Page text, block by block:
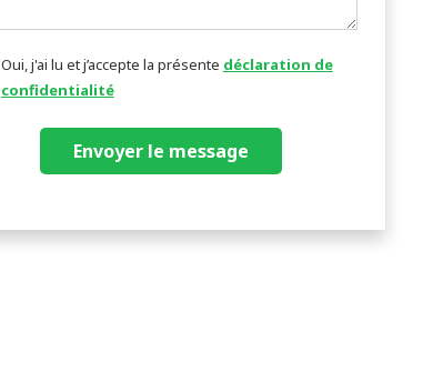
Oui, j'ai lu et j’accepte la présente déclaration de
confidentialité
Envoyer le message